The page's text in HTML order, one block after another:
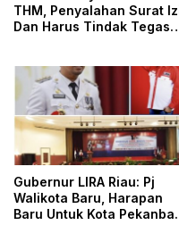
THM, Penyalahan Surat
Dan Harus Tindak Tegas
Gubernur LIRA Riau: Pj
Walikota Baru, Harapan
Baru Untuk Kota